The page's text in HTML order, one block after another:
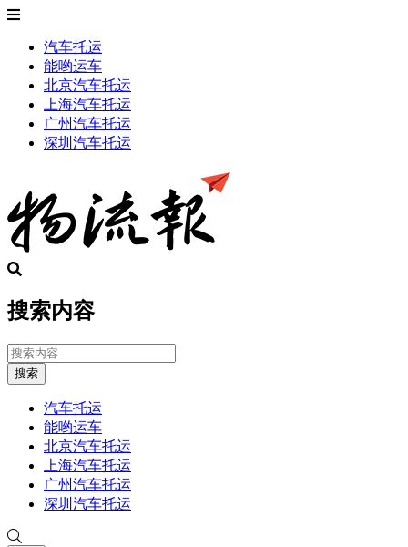
汽车托运
能哟运车
北京汽车托运
上海汽车托运
广州汽车托运
深圳汽车托运
搜索内容
搜索
汽车托运
能哟运车
北京汽车托运
上海汽车托运
广州汽车托运
深圳汽车托运